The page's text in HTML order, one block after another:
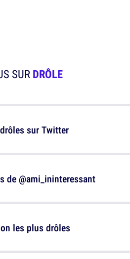
SURDRÔLE
sur Twitter
les plus drôles
de @ami_ininteressant